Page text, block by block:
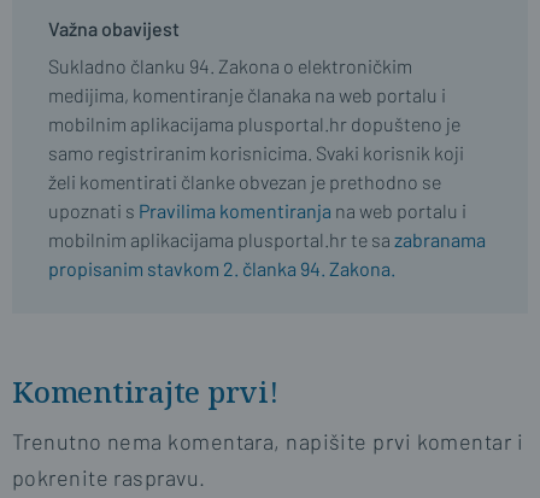
Važna obavijest
Sukladno članku 94. Zakona o elektroničkim
medijima, komentiranje članaka na web portalu i
mobilnim aplikacijama plusportal.hr dopušteno je
samo registriranim korisnicima. Svaki korisnik koji
želi komentirati članke obvezan je prethodno se
upoznati s Pravilima komentiranja na web portalu i
mobilnim aplikacijama plusportal.hr te sa zabranama
propisanim stavkom 2. članka 94. Zakona.
Komentirajte prvi!
Trenutno nema komentara, napišite prvi komentar i
pokrenite raspravu.